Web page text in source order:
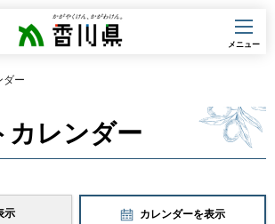
香川県
メニュー
ダー
カレンダー
示 カレンダーを表示